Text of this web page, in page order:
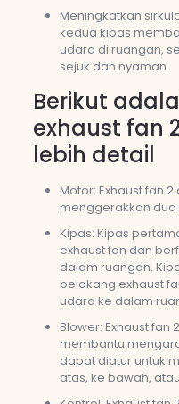
Meningkatkan
kedua kipas
udara di ruangan,
sejuk dan nyaman.
Berikut
exhaust fan
lebih detail
Motor: Exhaust fan
menggerakkan dua
Kipas: Kipas
exhaust fan dan
dalam ruangan.
belakang exhaust
udara ke dalam
Blower: Exhaust fan
membantu
dapat diatur untuk
atas, ke bawah,